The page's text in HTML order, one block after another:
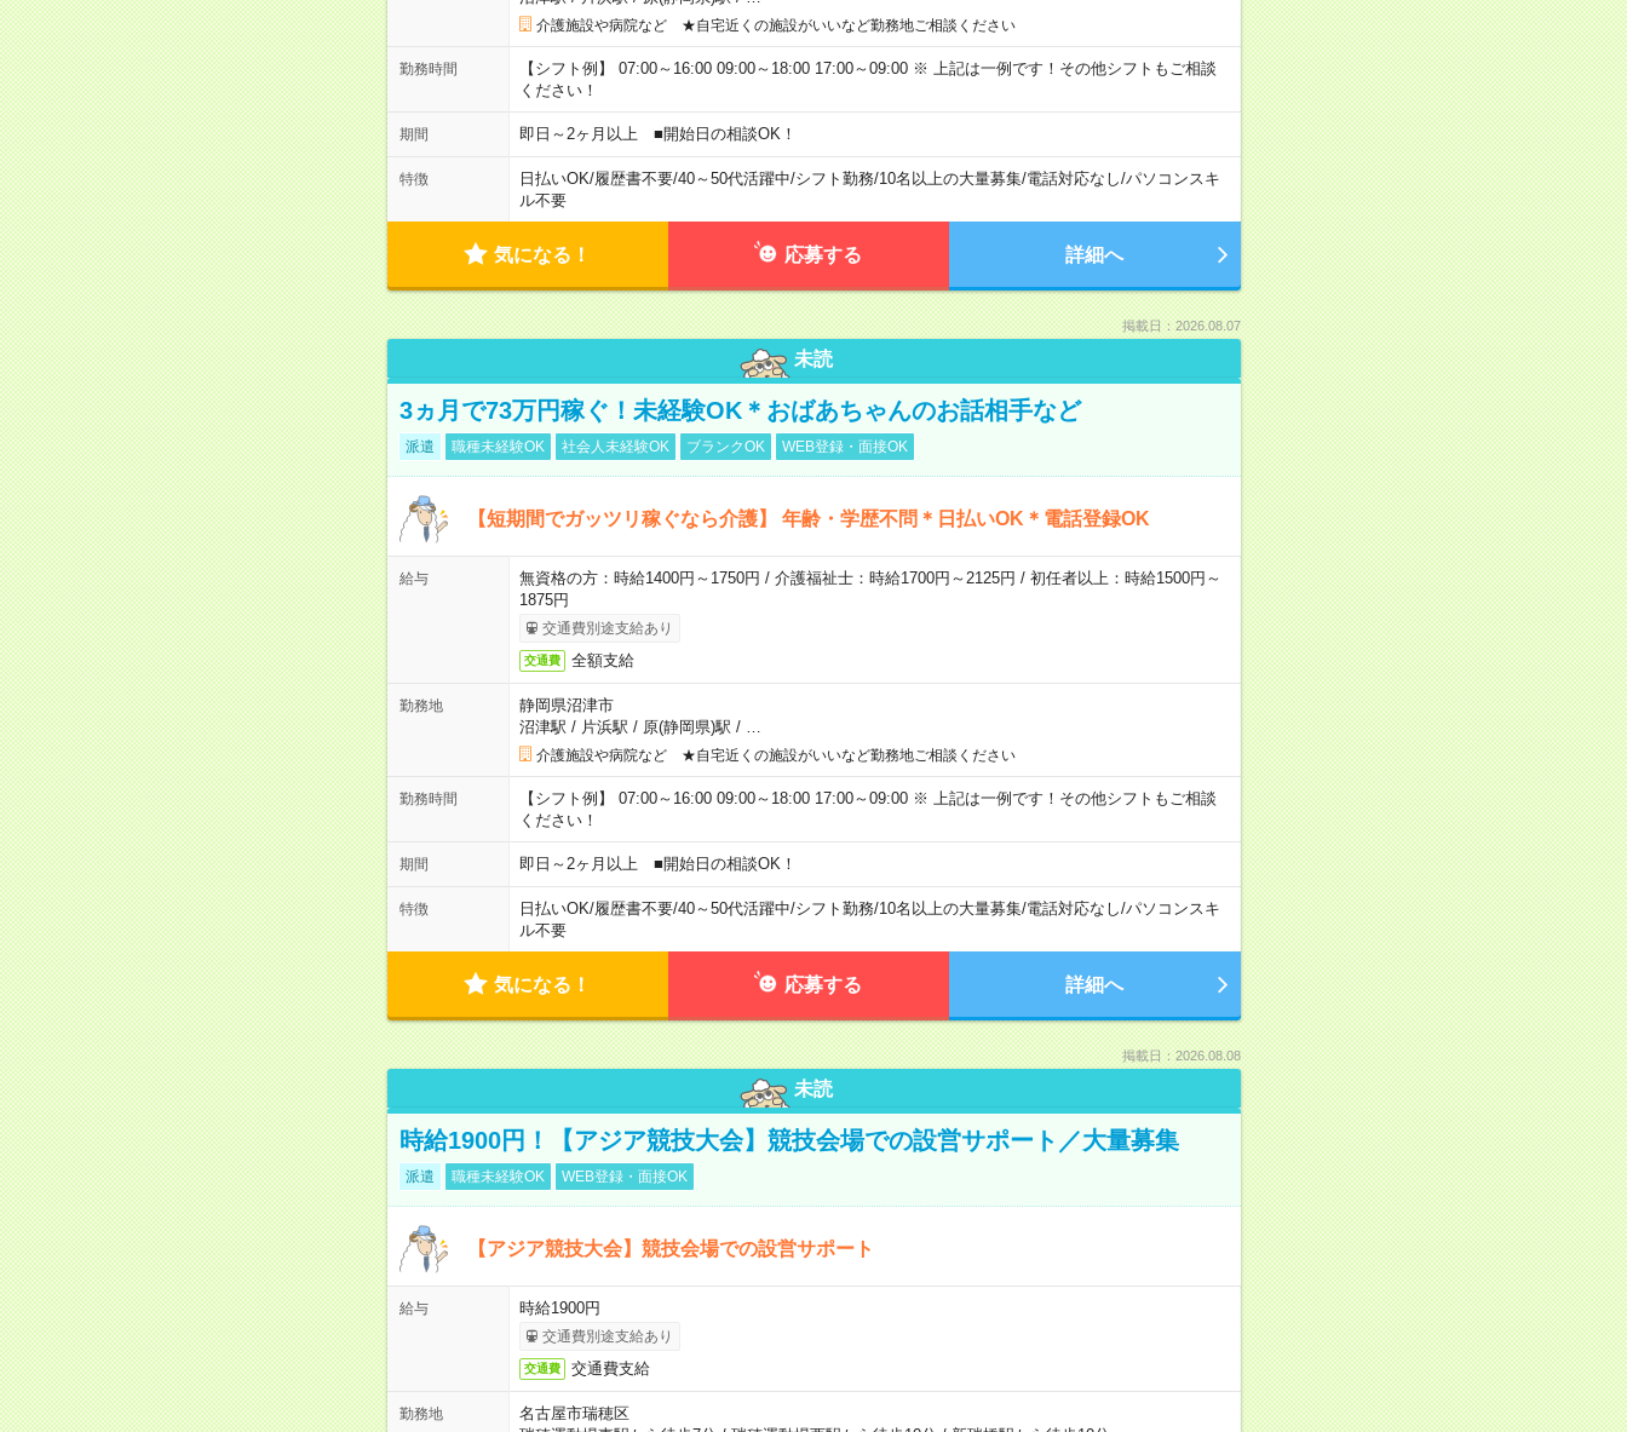
介護施設や病院など ★自宅近くの施設がいいなど勤務地ご相談ください
勤務時間
【シフト例】 07:00～16:00 09:00～18:00 17:00～09:00 ※ 上記は一例です！その他シフトもご相談
ください！
期間 即日～2ヶ月以上 ■開始日の相談OK！
特徴 日払いOK/履歴書不要/40～50代活躍中/シフト勤務/10名以上の大量募集/電話対応なし/パソコンスキ
ル不要
気になる！ 応募する 詳細へ
掲載日：2026.08.07
未読
3ヵ月で73万円稼ぐ！未経験OK＊おばあちゃんのお話相手など
派遣 職種未経験OK 社会人未経験OK ブランクOK WEB登録・面接OK
【短期間でガッツリ稼ぐなら介護】 年齢・学歴不問＊日払いOK＊電話登録OK
給与
無資格の方：時給1400円～1750円 / 介護福祉士：時給1700円～2125円 / 初任者以上：時給1500円～
1875円
交通費別途支給あり
交通費 全額支給
勤務地
静岡県沼津市
沼津駅 / 片浜駅 / 原(静岡県)駅 /
介護施設や病院など ★自宅近くの施設がいいなど勤務地ご相談ください
勤務時間
【シフト例】 07:00～16:00 09:00～18:00 17:00～09:00 ※ 上記は一例です！その他シフトもご相談
ください！
期間 即日～2ヶ月以上 ■開始日の相談OK！
特徴 日払いOK/履歴書不要/40～50代活躍中/シフト勤務/10名以上の大量募集/電話対応なし/パソコンスキ
ル不要
気になる！ 応募する 詳細へ
掲載日：2026.08.08
未読
時給1900円！【アジア競技大会】競技会場での設営サポート／大量募集
派遣 職種未経験OK WEB登録・面接OK
【アジア競技大会】競技会場での設営サポート
給与 時給1900円
交通費別途支給あり
交通費 交通費支給
勤務地
名古屋市瑞穂区